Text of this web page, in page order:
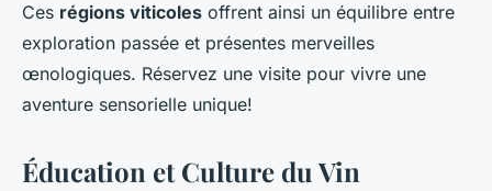
Ces régions viticoles offrent ainsi un équilibre entre
exploration passée et présentes merveilles
œnologiques. Réservez une visite pour vivre une
aventure sensorielle unique!
Éducation et Culture du Vin